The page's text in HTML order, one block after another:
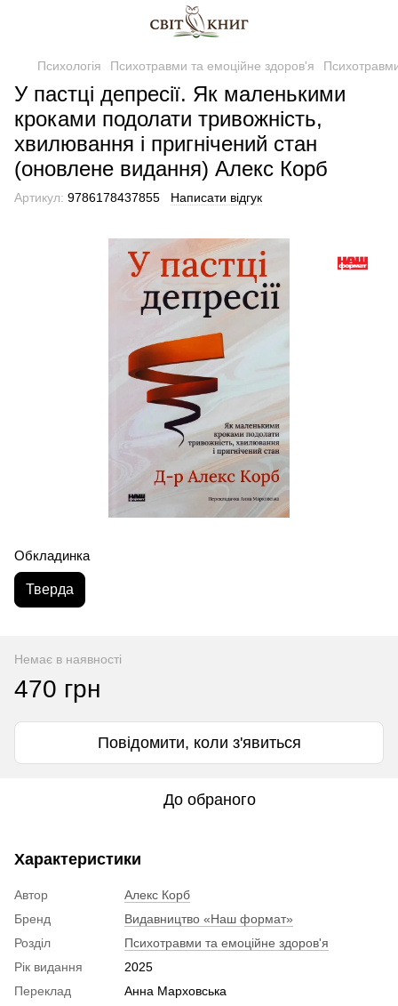
Психологія Психотравми та емоційне здоров'я
У пастці депресії. Як маленькими
кроками подолати тривожність,
хвилювання і пригнічений стан
(оновлене видання) Алекс Корб
Артикул: 9786178437855 Написати відгук
Обкладинка
Тверда
Немає в наявності
470 грн
Повідомити, коли з'явиться
До обраного
Характеристики
Автор
Алекс Корб
Бренд
Видавництво «Наш формат»
Розділ
Психотравми та емоційне здоров'я
Рік видання
2025
Переклад
Анна Марховська